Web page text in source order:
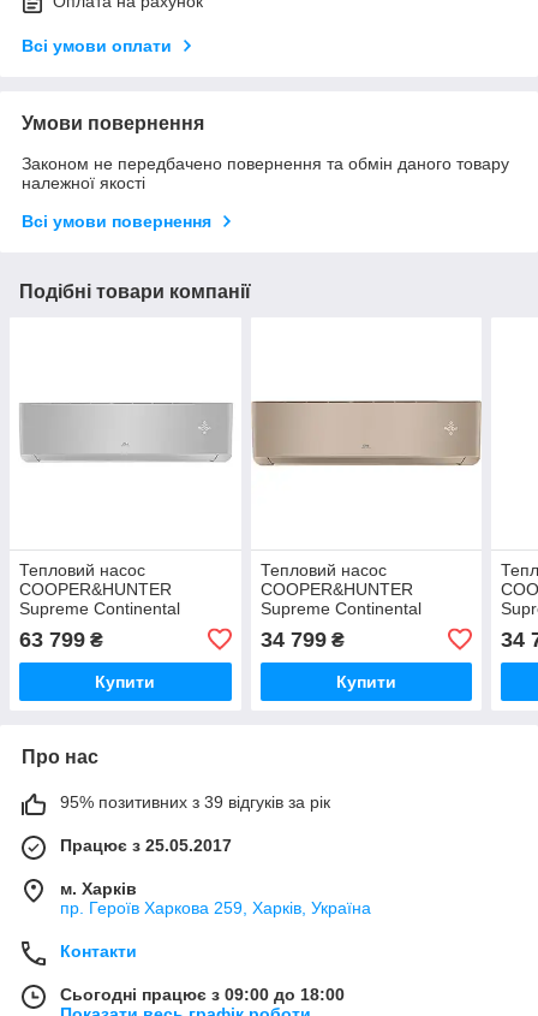
Всі умови оплати
Умови повернення
Законом не передбачено повернення та обмін даного товару
належної якості
Всі умови повернення
Подібні товари компанії
Тепловий насос
COOPER&HUNTER
Supreme Continental
(Silver) CH-S24FTXAL2-SC
63 799 ₴
Купити
Тепловий насос
COOPER&HUNTER
Supreme Continental
(Gold) CH-S09FTXAL2-GD
34 799₴
Купити
34
Про нас
95% позитивних з 39 відгуків за рік
Працює з 25.05.2017
м. Харків
пр. Героїв Харкова 259, Харків, Україна
Контакти
Сьогодні працює з 09:00 до 18:00